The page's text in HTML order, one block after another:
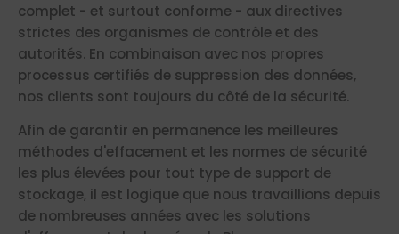
complet - et surtout conforme - aux directives
strictes des organismes de contrôle et des
autorités. En combinaison avec nos propres
processus certifiés de suppression des données,
nos clients sont toujours du côté de la sécurité.
Afin de garantir en permanence les meilleures
méthodes d'effacement et les normes de sécurité
les plus élevées pour tout type de support de
stockage, il est logique que nous travaillions depuis
de nombreuses années avec les solutions